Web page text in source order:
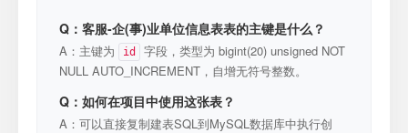
Q：客服-企(事)业单位信息表表的主键是什么？
A：主键为 id
字段，类型为 bigint(20) unsigned NOT
NULL AUTO_INCREMENT，自增无符号整数。
Q：如何在项目中使用这张表？
A：可以直接复制建表SQL到MySQL数据库中执行创